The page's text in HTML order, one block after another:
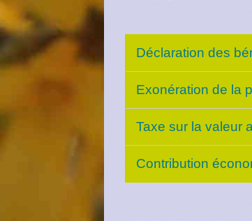
Déclaration des
Exonération de la
Taxe sur la valeur
Contribution